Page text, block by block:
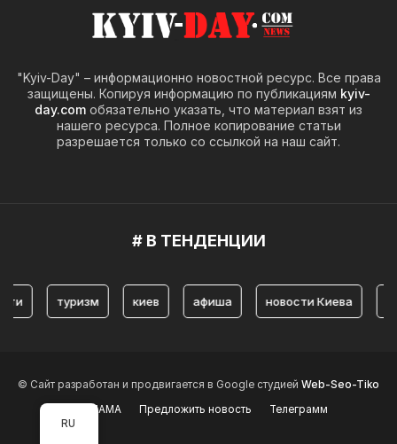
"Kyiv-Day" – информационно новостной ресурс. Все права
защищены. Копируя информацию по публикациям kyiv-
day.com обязательно указать, что материал взят из
нашего ресурса. Полное копирование статьи
разрешается только со ссылкой на наш сайт.
# В ТЕНДЕНЦИИ
туризм афиша новости Киева
© Сайт разработан и продвигается в Google студией Web-Seo-Tiko
РЕКЛАМА
Предложить новость
Телеграмм
RU